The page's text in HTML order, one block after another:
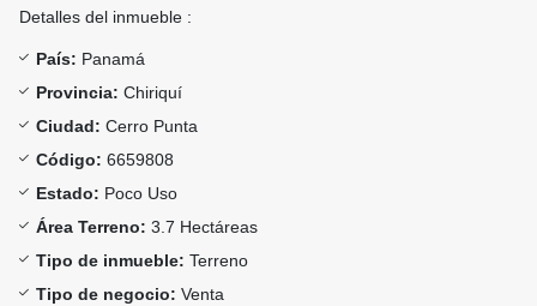
Detalles del inmueble :
País: Panamá
Provincia: Chiriquí
Ciudad: Cerro Punta
Código: 6659808
Estado: Poco Uso
Área Terreno: 3.7 Hectáreas
Tipo de inmueble: Terreno
Tipo de negocio: Venta